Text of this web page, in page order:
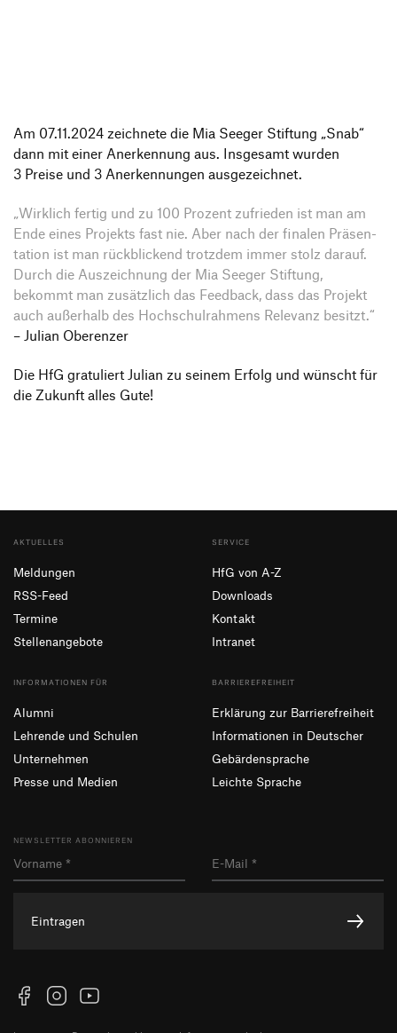
Am 07.11.2024 zeich­nete die Mia Seeger Stif­tung „Snab“
dann mit einer Aner­ken­nung aus. Insge­samt wurden
3 Preise und 3 Aner­ken­nungen ausgezeichnet.
„Wirk­lich fertig und zu 100 Prozent zufrieden ist man am
Ende eines Projekts fast nie. Aber nach der finalen Präsen­
ta­tion ist man rück­bli­ckend trotzdem immer stolz darauf.
Durch die Auszeich­nung der Mia Seeger Stif­tung,
bekommt man zusätz­lich das Feed­back, dass das Projekt
auch außer­halb des Hoch­schul­rah­mens Rele­vanz besitzt.“
– Julian Oberenzer
Die HfG gratu­liert Julian zu seinem Erfolg und wünscht für
die Zukunft alles Gute!
AKTUELLES
Meldungen
RSS-Feed
Termine
Stellenangebote
SERVICE
HfG von A-Z
Downloads
Kontakt
Intranet
INFORMATIONEN FÜR
Alumni
Lehrende und Schulen
Unternehmen
Presse und Medien
BARRIEREFREIHEIT
Erklärung zur Barrierefreiheit
Informationen in Deutscher
Gebärdensprache
Leichte Sprache
NEWSLETTER ABONNIEREN
Eintragen
FacebookInstagramYouTube